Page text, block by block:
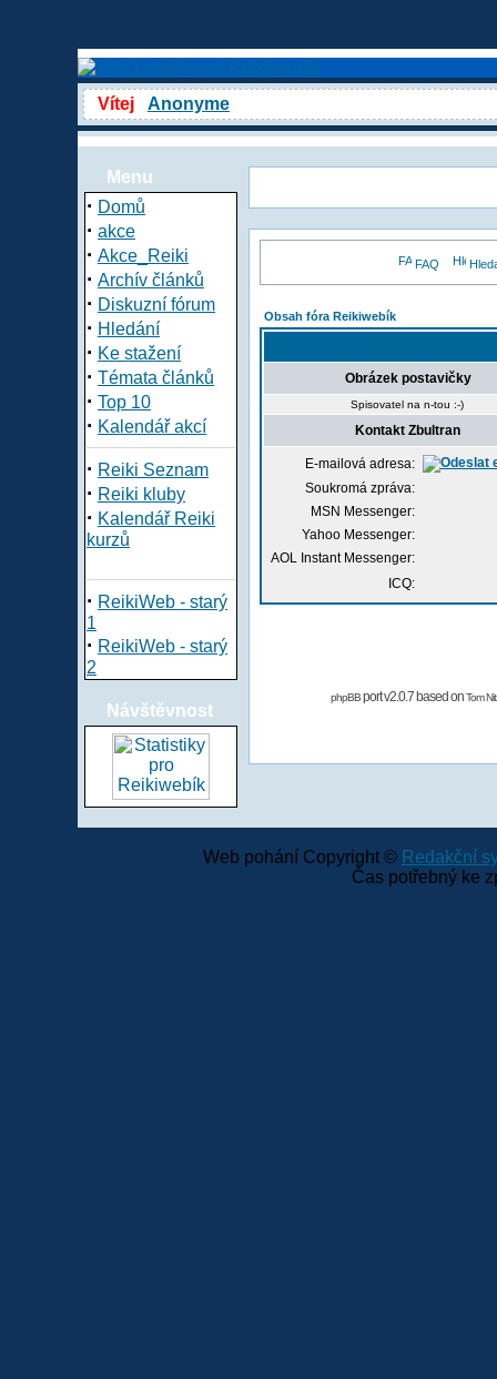
Vítej Anonyme
Menu
· Domů
· akce
· Akce_Reiki
· Archív článků
· Diskuzní fórum
· Hledání
· Ke stažení
· Témata článků
· Top 10
· Kalendář akcí
· Reiki Seznam
· Reiki kluby
· Kalendář Reiki
kurzů
· ReikiWeb - starý
1
· ReikiWeb - starý
2
Návštěvnost
FAQ
Obsah fóra Reikiwebík
Obrázek postavičky
Spisovatel na n-tou :-)
Kontakt Zbultran
E-mailová adresa:
Soukromá zpráva:
MSN Messenger:
Yahoo Messenger:
AOL Instant Messenger:
ICQ:
phpBBport v2.0.7 based onTom
Web pohání Copyright © Redakční
Čas potřebný ke